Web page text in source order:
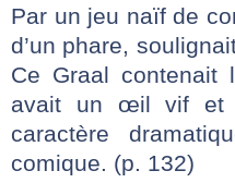
Par un jeu naïf de
d’un phare,
Ce Graal
avait un œil vif et
caractère
comique. (p. 132)